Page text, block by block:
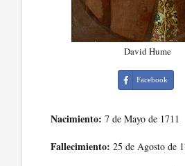
David Hume
Facebook
Nacimiento: 7 de Mayo de 1711
Fallecimiento: 25 de Agosto de